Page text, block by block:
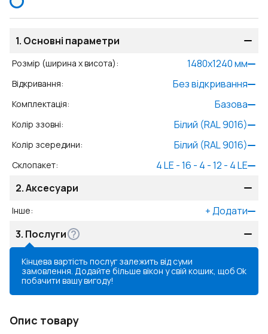
1. Основні параметри
Розмір (ширина x висота): 1480x1240мм
Відкривання: Без відкривання
Комплектація: Базова
Колір ззовні: Білий (RAL 9016)
Колір зсередини: Білий (RAL 9016)
Склопакет:
4 LE - 16 - 4 - 12 - 4 LE
2.Аксесуари
Інше: +Додати
3. Послуги
Кінцева вартість послуг залежить від суми
замовлення. Додайте більше вікон у свій кошик, щоб
побачити вашу вигоду!
Ok
Опис товару